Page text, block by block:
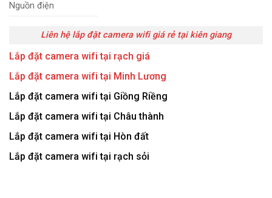
Nguồn điện
Liên hệ lắp đặt camera wifi giá rẻ tại kiên giang
Lắp đặt camera wifi tại rạch giá
Lắp đặt camera wifi tại Minh Lương
Lắp đặt camera wifi tại Giồng Riềng
Lắp đặt camera wifi tại Châu thành
Lắp đặt camera wifi tại Hòn đất
Lắp đặt camera wifi tại rạch sỏi